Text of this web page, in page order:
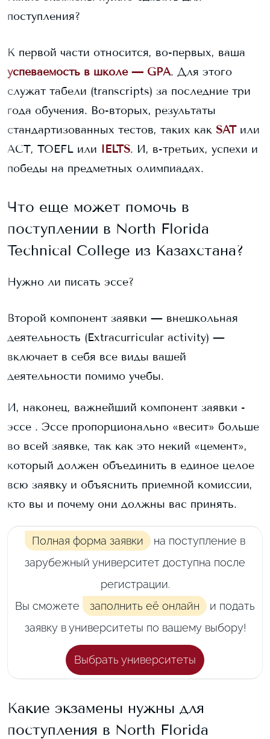
поступления?
К первой части относится, во-первых, ваша
успеваемость в школе — GPA. Для этого
служат табели (transcripts) за последние три
года обучения. Во-вторых, результаты
стандартизованных тестов, таких как SAT или
ACT, TOEFL или IELTS. И, в-третьих, успехи и
победы на предметных олимпиадах.
Что еще может помочь в
поступлении в North Florida
Technical College из Казахстана?
Нужно ли писать эссе?
Второй компонент заявки — внешкольная
деятельность (Extracurricular activity) —
включает в себя все виды вашей
деятельности помимо учебы.
И, наконец, важнейший компонент заявки -
эссе . Эссе пропорционально «весит» больше
во всей заявке, так как это некий «цемент»,
который должен объединить в единое целое
всю заявку и объяснить приемной комиссии,
кто вы и почему они должны вас принять.
Полная форма заявки
на поступление в
зарубежный университет доступна после
регистрации.
Вы сможете
заполнить её онлайн
и подать
заявку в университеты по вашему выбору!
Выбрать университеты
Какие экзамены нужны для
поступления в North Florida